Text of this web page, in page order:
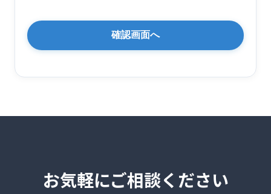
お気軽にご相談ください